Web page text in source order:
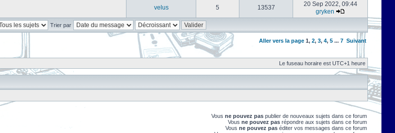
velus 5 13537
20 Sep 2022, 09:44
gryken
Trier par
Aller vers la page 1, 2, 3, 4, 5 ... 7 Suivant
Le fuseau horaire est UTC+1 heure
Vous ne pouvez pas publier de nouveaux sujets dans ce forum
Vous ne pouvez pas répondre aux sujets dans ce forum
Vous ne pouvez pas éditer vos messages dans ce forum